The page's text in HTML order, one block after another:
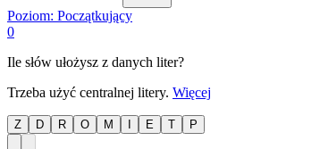
Poziom: Początkujący
0
Ile słów ułożysz z danych liter?
Trzeba użyć centralnej litery. Więcej
Z D R O M E T P